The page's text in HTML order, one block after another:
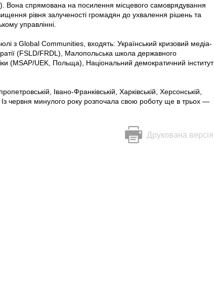
Вона спрямована на посилення місцевого самоврядування
рівня залученості громадян до ухвалення рішень та
управлінні.
з Global Communities, входять: Український кризовий медіа-
(FSLD/FRDL), Малопольська школа державного
(MSAP/UEK, Польща), Національний демократичний інститут
Івано-Франківській, Харківській, Херсонській,
Із червня минулого року розпочала свою роботу ще в трьох —
Друкована версія